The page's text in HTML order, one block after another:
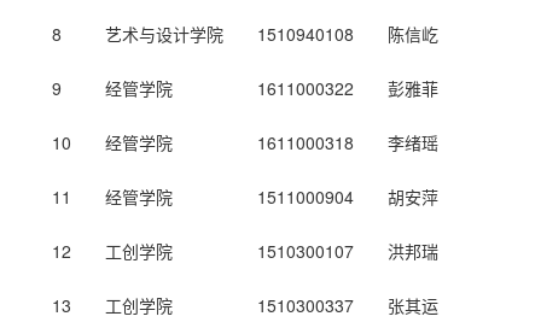
8 艺术与设计学院 1510940108 陈信屹
9 经管学院 1611000322 彭雅菲
10 经管学院 1611000318 李绪瑶
11 经管学院 1511000904 胡安萍
12 工创学院 1510300107 洪邦瑞
13 工创学院 1510300337 张其运